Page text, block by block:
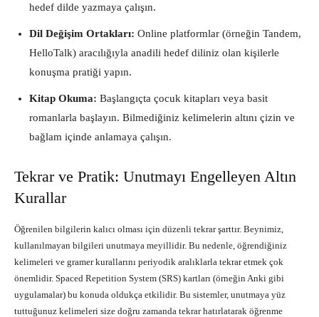
hedef dilde yazmaya çalışın.
Dil Değişim Ortakları: Online platformlar (örneğin Tandem,
HelloTalk) aracılığıyla anadili hedef diliniz olan kişilerle
konuşma pratiği yapın.
Kitap Okuma: Başlangıçta çocuk kitapları veya basit
romanlarla başlayın. Bilmediğiniz kelimelerin altını çizin ve
bağlam içinde anlamaya çalışın.
Tekrar ve Pratik: Unutmayı Engelleyen Altın
Kurallar
Öğrenilen bilgilerin kalıcı olması için düzenli tekrar şarttır. Beynimiz,
kullanılmayan bilgileri unutmaya meyillidir. Bu nedenle, öğrendiğiniz
kelimeleri ve gramer kurallarını periyodik aralıklarla tekrar etmek çok
önemlidir. Spaced Repetition System (SRS) kartları (örneğin Anki gibi
uygulamalar) bu konuda oldukça etkilidir. Bu sistemler, unutmaya yüz
tuttuğunuz kelimeleri size doğru zamanda tekrar hatırlatarak öğrenme